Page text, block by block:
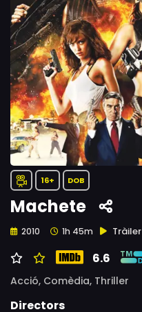
16+ DOB
Machete
2010 1h 45m Tràiler
6.6
Acció, Comèdia, Thriller
Directors